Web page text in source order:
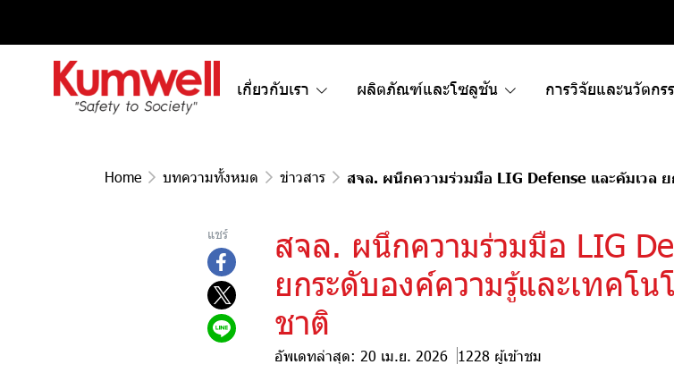
เกี่ยวกับเรา ผลิตภัณฑ์และโซลูชัน การวิจัยและนวัตกร
Home บทความทั้งหมด ข่าวสาร สจล. ผนึกความร่วมมือ LIG Defense และคัมเวล
แชร์
สจล. ผนึกความร่วมมือ LIG
ยกระดับองค์ความรู้และเทคโ
ชาติ
อัพเดทล่าสุด: 20 เม.ย. 2026 1228 ผู้เข้าชม